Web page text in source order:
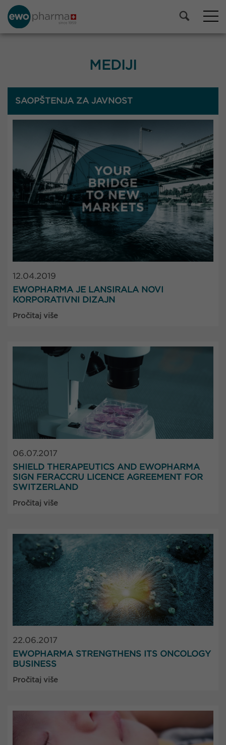
MEDIJI
SAOPŠTENJA ZA JAVNOST
12.04.2019
EWOPHARMA JE LANSIRALA NOVI
KORPORATIVNI DIZAJN
Pročitaj više
06.07.2017
SHIELD THERAPEUTICS AND EWOPHARMA
SIGN FERACCRU LICENCE AGREEMENT FOR
SWITZERLAND
Pročitaj više
22.06.2017
EWOPHARMA STRENGTHENS ITS ONCOLOGY
BUSINESS
Pročitaj više